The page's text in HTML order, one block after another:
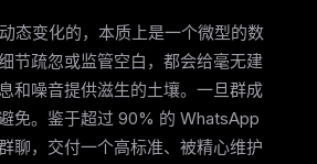
态变化的，本质上是一个微型的数
节疏忽或监管空白，都会给毫无建
和噪音提供滋生的土壤。一旦群成
免。鉴于超过 90% 的 WhatsApp
聊，交付一个高标准、被精心维护